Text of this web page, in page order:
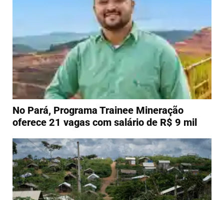
No Pará, Programa Trainee Mineração
oferece 21 vagas com salário de R$ 9 mil